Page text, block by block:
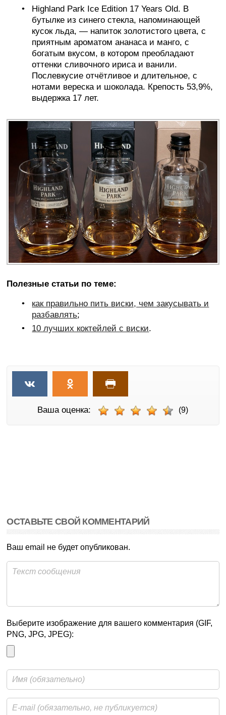
Highland Park Ice Edition 17 Years Old. В
бутылке из синего стекла, напоминающей
кусок льда, — напиток золотистого цвета, с
приятным ароматом ананаса и манго, с
богатым вкусом, в котором преобладают
оттенки сливочного ириса и ванили.
Послевкусие отчётливое и длительное, с
нотами вереска и шоколада. Крепость 53,9%,
выдержка 17 лет.
Полезные статьи по теме:
как правильно пить виски, чем закусывать и
разбавлять;
10 лучших коктейлей с виски.
Ваша оценка: (9)
ОСТАВЬТЕ СВОЙ КОММЕНТАРИЙ
Ваш email не будет опубликован.
Выберите изображение для вашего комментария (GIF,
PNG, JPG, JPEG):